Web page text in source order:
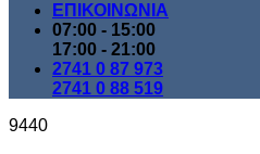
ΕΠΙΚΟΙΝΩΝΙΑ
07:00 - 15:00
17:00 - 21:00
2741 0 87 973
2741 0 88 519
9440